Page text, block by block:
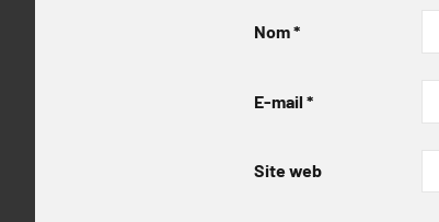
Nom*
E-mail *
Site web